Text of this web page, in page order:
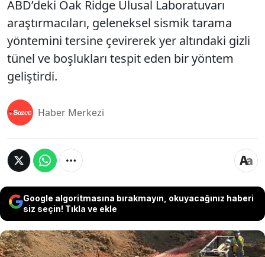
ABD’deki Oak Ridge Ulusal Laboratuvarı
araştırmacıları, geleneksel sismik tarama
yöntemini tersine çevirerek yer altındaki gizli
tünel ve boşlukları tespit eden bir yöntem
geliştirdi.
Haber Merkezi
Google algoritmasına bırakmayın, okuyacağınız haberi
siz seçin! Tıkla ve ekle